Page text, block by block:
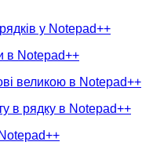
у Notepad++
в Notepad++
великою в Notepad++
в рядку в Notepad++